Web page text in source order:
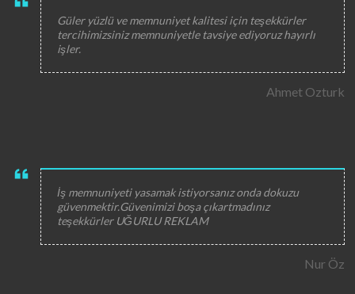
Güler yüzlü ve memnuniyet kalitesi için teşekkürler
tercihimizsiniz memnuniyetle tavsiye ediyoruz hayırlı
işler.
Ahmet Ozturk
İş memnuniyeti yasamak istiyorsanız onda dokuzu
güvenmektir.Güvenimizi boşa çıkartmadınız
teşekkürler UĞURLU REKLAM
Nur Öz